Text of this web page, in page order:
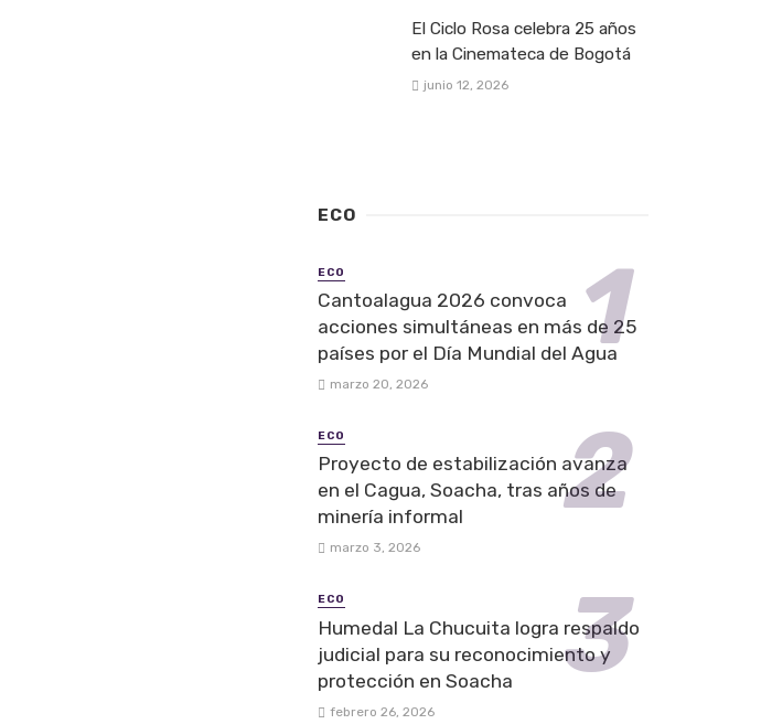
El Ciclo Rosa celebra 25 años
en la Cinemateca de Bogotá
junio 12, 2026
ECO
ECO
Cantoalagua 2026 convoca
acciones simultáneas en más de 25
países por el Día Mundial del Agua
marzo 20, 2026
ECO
Proyecto de estabilización avanza
en el Cagua, Soacha, tras años de
minería informal
marzo 3, 2026
ECO
Humedal La Chucuita logra respaldo
judicial para su reconocimiento y
protección en Soacha
febrero 26, 2026